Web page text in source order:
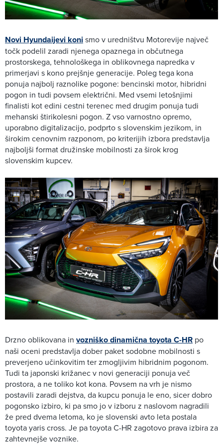
Novi Hyundaijevi konismo v uredništvu Motorevije največ
točk podelil zaradi njenega opaznega in občutnega
prostorskega, tehnološkega in oblikovnega napredka v
primerjavi s kono prejšnje generacije. Poleg tega kona
ponuja najbolj raznolike pogone: bencinski motor, hibridni
pogon in tudi povsem električni. Med vsemi letošnjimi
finalisti kot edini cestni terenec med drugim ponuja tudi
mehanski štirikolesni pogon. Z vso varnostno opremo,
uporabno digitalizacijo, podprto s slovenskim jezikom, in
širokim cenovnim razponom, po kriterijih izbora predstavlja
najboljši format družinske mobilnosti za širok krog
slovenskim kupcev.
Drzno oblikovana in vozniško dinamična toyota C-HR po
naši oceni predstavlja dober paket sodobne mobilnosti s
preverjeno učinkovitim ter zmogljivim hibridnim pogonom.
Tudi ta japonski križanec v novi generaciji ponuja več
prostora, a ne toliko kot kona. Povsem na vrh je nismo
postavili zaradi dejstva, da kupcu ponuja le eno, sicer dobro
pogonsko izbiro, ki pa smo jo v izboru z naslovom nagradili
že pred dvema letoma, ko je slovenski avto leta postala
toyota yaris cross. Je pa toyota C-HR zagotovo prava izbira za
zahtevnejše voznike.